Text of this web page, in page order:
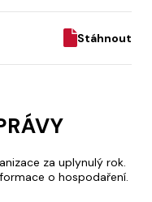
Stáhnout
za uplynulý rok.
o hospodaření.